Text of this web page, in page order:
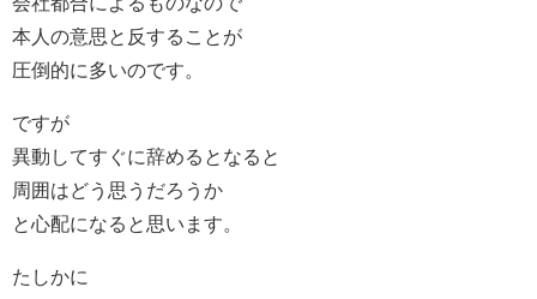
本人の意思と反することが
圧倒的に多いのです。
ですが
異動してすぐに辞めるとなると
周囲はどう思うだろうか
と心配になると思います。
たしかに